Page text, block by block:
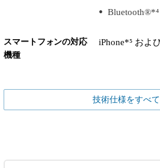
スマートフォンの対応
機種
iPhone*⁵ およ
技術仕様をすべ